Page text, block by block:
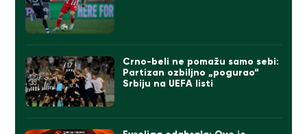
Crno-beli ne pomažu samo sebi:
Partizan ozbiljno „pogurao“
Srbiju na UEFA listi